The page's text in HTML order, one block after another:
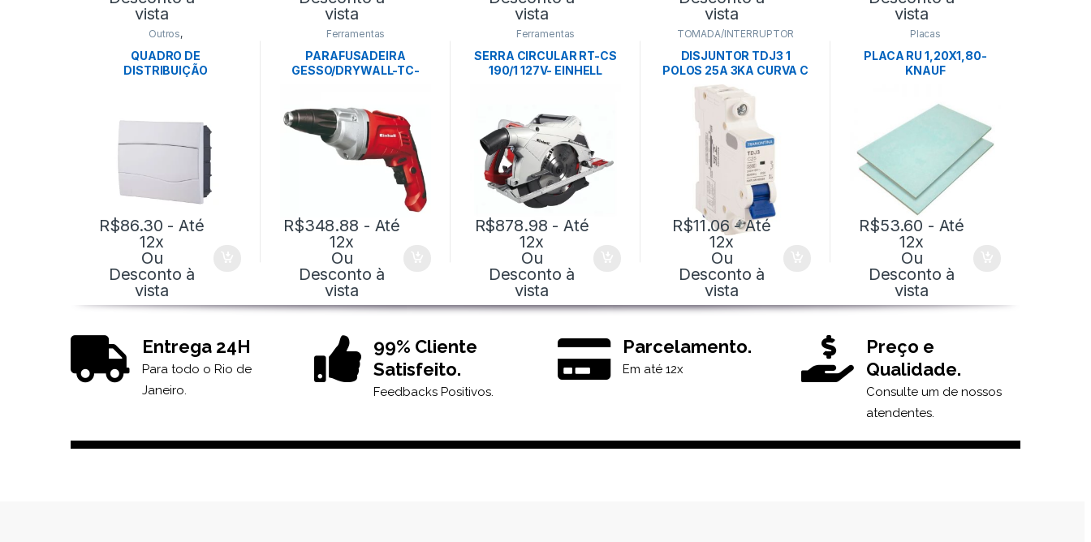
vista
vista
vista
vista
vista
Outros,
QUADRO DE
DISTRIBUIÇÃO
R$86.30 - Até
12x
Ou
Desconto à
vista
Ferramentas
PARAFUSADEIRA
GESSO/DRYWALL-TC-
R$348.88 - Até
12x
Ou
Desconto à
vista
Ferramentas
SERRA CIRCULAR RT-CS
190/1 127V- EINHELL
R$878.98 - Até
12x
Ou
Desconto à
vista
TOMADA/INTERRUPTOR
DISJUNTOR TDJ3 1
POLOS 25A 3KA CURVA C
-TRAMONTINA
R$11.06- Até
12x
Ou
Desconto à
vista
Placas
PLACA RU 1,20X1,80-
KNAUF
R$53.60 - Até
12x
Ou
Desconto à
vista
Entrega 24H
Para todo o Rio de
Janeiro.
99% Cliente
Satisfeito.
Feedbacks Positivos.
Parcelamento.
Em até 12x
Preço e
Qualidade.
Consulte um de nossos
atendentes.